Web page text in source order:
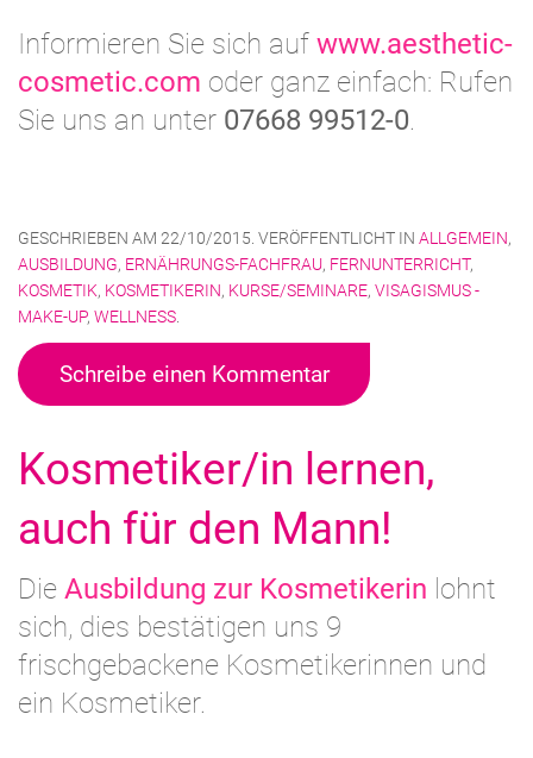
Informieren Sie sich auf www.aesthetic-
cosmetic.com oder ganz einfach: Rufen
Sie uns an unter 07668 99512-0.
GESCHRIEBEN AM 22/10/2015 . VERÖFFENTLICHT IN ALLGEMEIN,
AUSBILDUNG, ERNÄHRUNGS-FACHFRAU, FERNUNTERRICHT,
KOSMETIK, KOSMETIKERIN, KURSE/SEMINARE, VISAGISMUS -
MAKE-UP, WELLNESS
Schreibe einen Kommentar
Kosmetiker/in lernen,
auch für den Mann!
Die Ausbildung zur Kosmetikerin lohnt
sich, dies bestätigen uns 9
frischgebackene Kosmetikerinnen und
ein Kosmetiker.